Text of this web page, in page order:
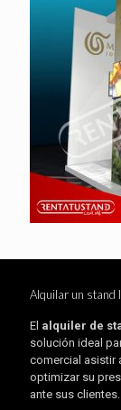
Alquilar un stand
El alquiler de
solución ideal
comercial asistir
optimizar su
ante sus clientes.